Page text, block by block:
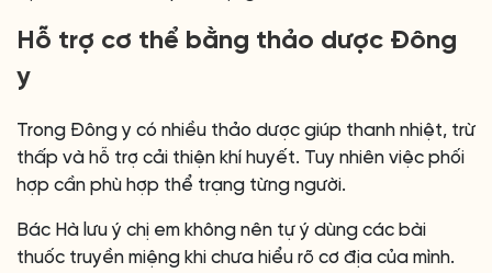
Hỗ trợ cơ thể bằng thảo dược Đông
y
Trong Đông y có nhiều thảo dược giúp thanh nhiệt, trừ
thấp và hỗ trợ cải thiện khí huyết. Tuy nhiên việc phối
hợp cần phù hợp thể trạng từng người.
Bác Hà lưu ý chị em không nên tự ý dùng các bài
thuốc truyền miệng khi chưa hiểu rõ cơ địa của mình.